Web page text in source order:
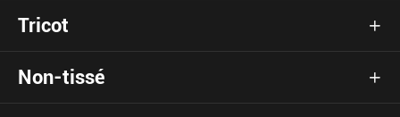
Tricot 
Non-tissé 